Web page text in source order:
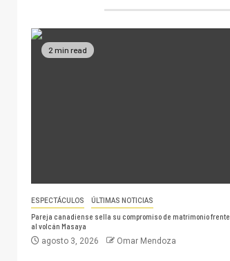
2 min read
ESPECTÁCULOS ÚLTIMAS NOTICIAS
Pareja canadiense sella su compromiso de matrimonio frente
al volcán Masaya
agosto 3, 2026 Omar Mendoza